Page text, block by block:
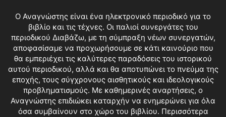
O Αναγνώστης είναι ένα ηλεκτρονικό περιοδικό για το
βιβλίο και τις τέχνες. Οι παλιοί συνεργάτες του
περιοδικού Διαβάζω, με τη σύμπραξη νέων συνεργατών,
αποφασίσαμε να προχωρήσουμε σε κάτι καινούριο που
θα εμπεριέχει τις καλύτερες παραδόσεις του ιστορικού
αυτού περιοδικού, αλλά και θα αποτυπώνει το πνεύμα της
εποχής, τους σύγχρονους αισθητικούς και ιδεολογικούς
προβληματισμούς. Με καθημερινές αναρτήσεις, ο
Αναγνώστης επιδιώκει καταρχήν να ενημερώνει για όλα
όσα συμβαίνουν στο χώρο του βιβλίου. Περισσότερα